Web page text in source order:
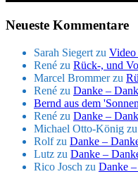
Neueste Kommentare
Sarah Siegert zu Video
René zu Rück-, und
Marcel Brommerzu
René zu Danke –
Bernd aus dem
René zu Danke –
Michael Otto-König zu
Rolfzu Danke –
Lutz zu Danke –
Rico Josch zu Danke